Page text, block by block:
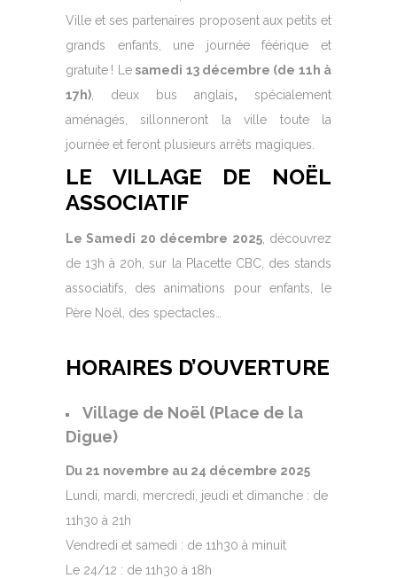
Ville et ses partenaires proposent aux petits et
grands enfants, une journée féérique et
gratuite ! Lesamedi 13 décembre (de 11h à
17h) , deux bus anglais, spécialement
aménagés, sillonneront la ville toute la
journée et feront plusieurs arrêts magiques.
LE VILLAGE DE NOËL
ASSOCIATIF
Le Samedi 20 décembre 2025, découvrez
de 13h à 20h, sur la Placette CBC, des stands
associatifs, des animations pour enfants, le
Père Noël, des spectacles…
HORAIRES D’OUVERTURE
Village de Noël (Place de la
Digue)
Du 21 novembre au 24 décembre 2025
Lundi, mardi, mercredi, jeudi et dimanche : de
11h30 à 21h
Vendredi et samedi : de 11h30 à minuit
Le 24/12 : de 11h30 à 18h